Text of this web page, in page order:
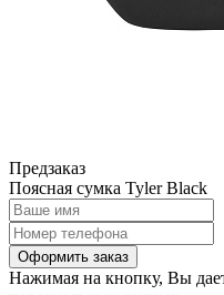
Предзаказ
Поясная сумка Tyler Black
Оформить заказ
Нажимая на кнопку, Вы